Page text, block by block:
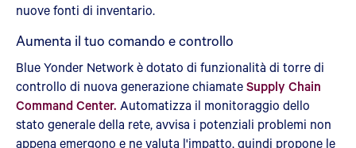
nuove fonti di inventario.
Aumenta il tuo comando e controllo
Blue Yonder Network è dotato di funzionalità di torre di
controllo di nuova generazione chiamateSupply Chain
Command Center. Automatizza il monitoraggio dello
stato generale della rete, avvisa i potenziali problemi non
appena emergono e ne valuta l'impatto, quindi propone le